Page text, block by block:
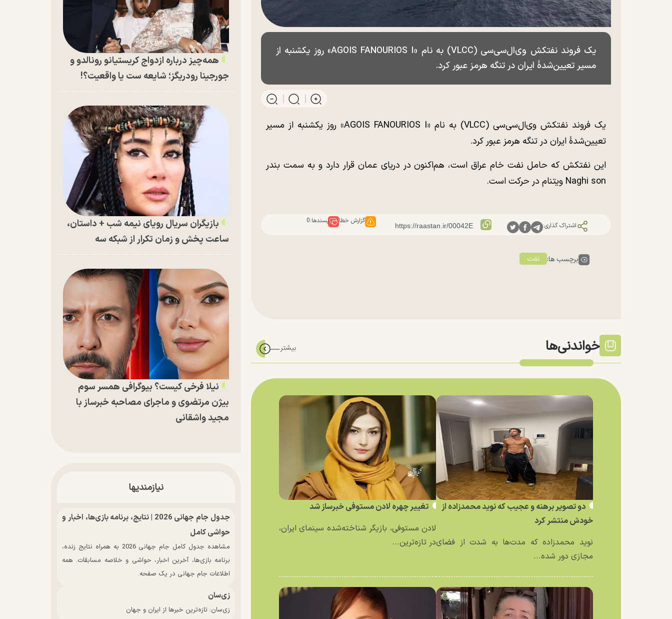
یک فروند نفتکش وی‌ال‌سی‌سی (VLCC) به نام «AGOIS FANOURIOS I» روز یکشنبه از
مسیر تعیین‌شدهٔ ایران در تنگه هرمز عبور کرد.
یک فروند نفتکش وی‌ال‌سی‌سی (VLCC) به نام «AGOIS FANOURIOS I» روز یکشنبه از مسیر
تعیین‌شدهٔ ایران در تنگه هرمز عبور کرد.
این نفتکش که حامل نفت خام عراق است، هم‌اکنون در دریای عمان قرار دارد و به سمت بندر
Naghi son ویتنام در حرکت است.
اشتراک گذاری:
گزارش خطا پسندها:0
برچسب ها: نفت
خواندنی‌ها
دو تصویر برهنه و عجیب که نوید محمدزاده از
خودش منتشر کرد
نوید محمدزاده که مدت‌ها به شدت از فضای
مجازی دور شده...
تغییر چهره لادن مستوفی خبرساز شد
لادن مستوفی، بازیگر شناخته‌شده سینمای ایران،
در تازه‌ترین...
همه‌چیز درباره ازدواج کریستیانو رونالدو و
جورجینا رودریگز؛ شایعه ست یا واقعیت؟!
بازیگران سریال رویای نیمه شب + داستان،
ساعت پخش و زمان تکرار از شبکه سه
نیلا فرخی کیست؟ بیوگرافی همسر سوم
بیژن مرتضوی و ماجرای مصاحبه خبرساز با
مجید واشقانی
نیازمندیها
جدول جام جهانی 2026 | نتایج، برنامه بازی‌ها، اخبار و
حواشی کامل
مشاهده جدول کامل جام جهانی 2026 به همراه نتایج زنده،
برنامه بازی‌ها، آخرین اخبار، حواشی و خلاصه مسابقات. همه
اطلاعات جام جهانی در یک صفحه.
زی‌سان
زی‌سان: تازه‌ترین خبرها از ایران و جهان